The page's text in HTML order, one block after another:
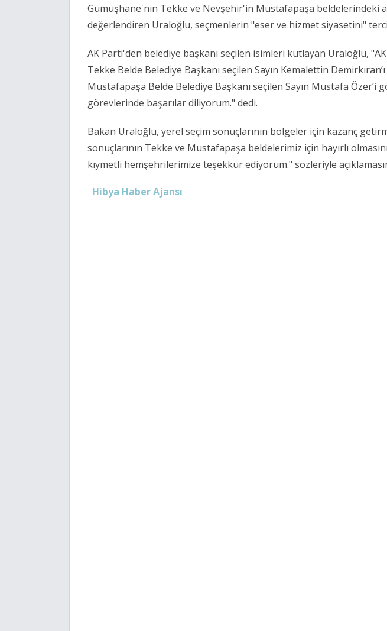
Gümüşhane'nin Tekke ve Nevşehir'in Mustafapaşa beldelerindeki
değerlendiren Uraloğlu, seçmenlerin "eser ve hizmet siyasetini"
AK Parti'den belediye başkanı seçilen isimleri kutlayan Uraloğlu,
Tekke Belde Belediye Başkanı seçilen Sayın Kemalettin
Mustafapaşa Belde Belediye Başkanı seçilen Sayın Mustafa Özer’i
görevlerinde başarılar diliyorum." dedi.
Bakan Uraloğlu, yerel seçim sonuçlarının bölgeler için kazanç
sonuçlarının Tekke ve Mustafapaşa beldelerimiz için hayırlı
kıymetli hemşehrilerimize teşekkür ediyorum." sözleriyle
Hibya Haber Ajansı